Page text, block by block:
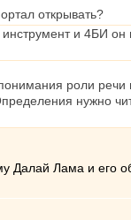
открывать?
и 4БИ он
роли речи
нужно
Далай Лама и его